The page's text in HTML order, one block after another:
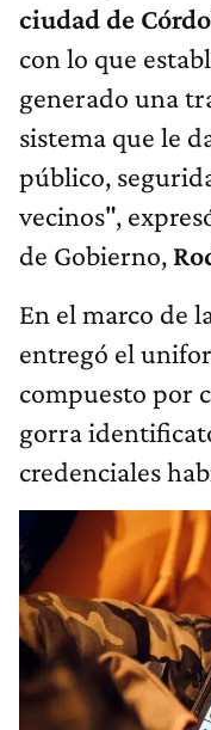
ciudad de
con lo que
generado una
sistema que le
público,
vecinos",
de Gobierno,
En el marco de
entregó el
compuesto por
gorra
credenciales